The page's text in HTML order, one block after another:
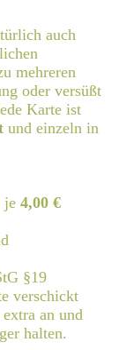
auch
mehreren
oder versüßt
Karte ist
und einzeln in
je4,00 €
§19
verschickt
an und
halten.